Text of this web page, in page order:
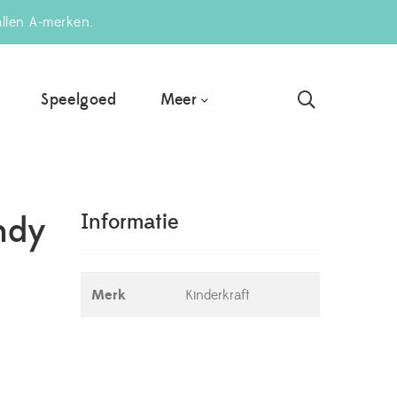
A-merken.
Speelgoed Meer
Informatie
Merk Kinderkraft